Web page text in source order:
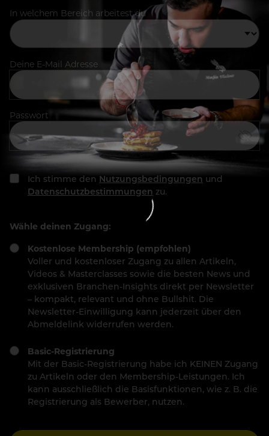
In welchem Bereich arbeitest du
Deine E-Mail Adresse
Passwort
Ich stimme den Nutzungsbedingungen und
Datenschutzbestimmungen zu.
Wähle deinen Zugang:
Kostenlose Membership (empfohlen)
Voller und kostenloser Zugang zu allen Artikeln,
Videos & Masterclasses sowie die besten News und
exklusiven Branchen-Insights direkt per Newsletter
– kompakt, relevant und ohne Bullshit. Die
Newsletter-Einwilligung kann jederzeit über den
Abmeldelink widerrufen werden.
Basic-Registrierung
Mit der Basic-Registrierung habe ich KEINEN Zugang
zu Artikeln oder den Membership-Leistungen. Ich
kann ausschließlich die Basisfunktionen, wie z. B. die
Registrierung als Bewerber, nutzen.